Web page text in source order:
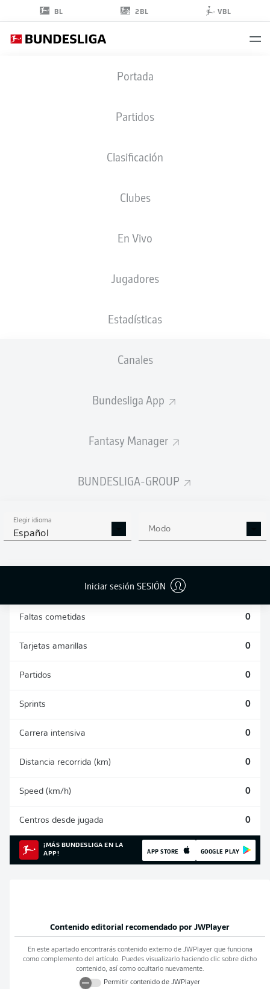
BL 2BL VBL
Portada
Partidos
Clasificación
Clubes
En Vivo
Jugadores
Estadísticas
Canales
Bundesliga App
Fantasy Manager
BUNDESLIGA-GROUP
Elegir idioma
Español Modo
Iniciar sesión SESIÓN
NACIÓN
24.03.2007
ESTADÍSTICAS
Faltas cometidas 0
Tarjetas amarillas 0
Partidos 0
Sprints 0
Carrera intensiva 0
Distancia recorrida (km) 0
Speed (km/h) 0
Centros desde jugada 0
¡MÁS BUNDESLIGA EN LA
APP!
APP STORE GOOGLE PLAY
Contenido editorial recomendado por JWPlayer
En este apartado encontrarás contenido externo de JWPlayerque funciona
como complemento del artículo. Puedes visualizarlo haciendo clic sobre dicho
contenido, así como ocultarlo nuevamente.
Permitir contenido de JWPlayer